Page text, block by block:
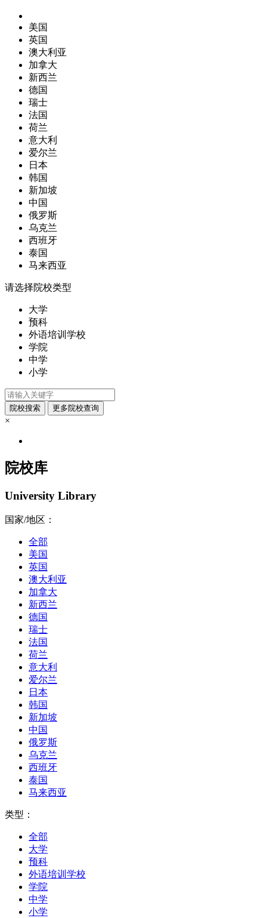
美国
英国
澳大利亚
加拿大
新西兰
德国
瑞士
法国
荷兰
意大利
爱尔兰
日本
韩国
新加坡
中国
俄罗斯
乌克兰
西班牙
泰国
马来西亚
请选择院校类型
大学
预科
外语培训学校
学院
中学
小学
×
院校库
University Library
国家/地区：
全部
美国
英国
澳大利亚
加拿大
新西兰
德国
瑞士
法国
荷兰
意大利
爱尔兰
日本
韩国
新加坡
中国
俄罗斯
乌克兰
西班牙
泰国
马来西亚
类型：
全部
大学
预科
外语培训学校
学院
中学
小学